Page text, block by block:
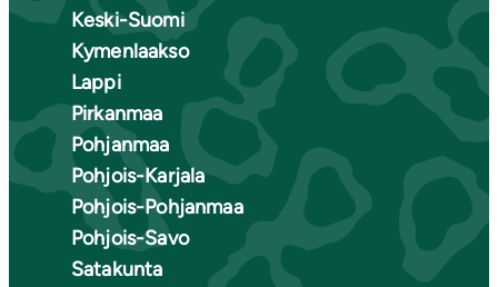
Keski-Suomi
Kymenlaakso
Lappi
Pirkanmaa
Pohjanmaa
Pohjois-Karjala
Pohjois-Pohjanmaa
Pohjois-Savo
Satakunta